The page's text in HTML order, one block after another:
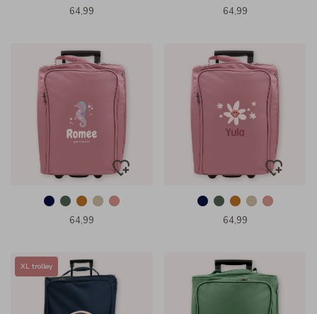
64,99 64,99
64,99 64,99
XL trolley